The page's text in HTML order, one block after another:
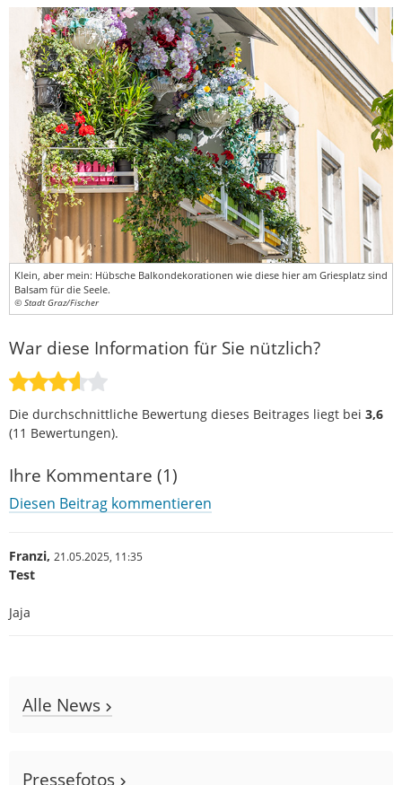
Klein, aber mein: Hübsche Balkondekorationen wie diese hier am Griesplatz sind
Balsam für die Seele.
© Stadt Graz/Fischer
War diese Information für Sie nützlich?
Die durchschnittliche Bewertung dieses Beitrages liegt bei 3,6
(11 Bewertungen).
Ihre Kommentare (1)
Diesen Beitrag kommentieren
Franzi, 21.05.2025, 11:35
Test
Jaja
Alle News
Pressefotos